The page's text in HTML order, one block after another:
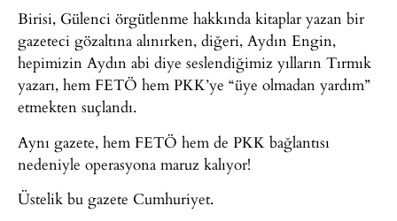
Birisi, Gülenci örgütlenme hakkında kitaplar yazan bir
gazeteci gözaltına alınırken, diğeri, Aydın Engin,
hepimizin Aydın abi diye seslendiğimiz yılların Tırmık
yazarı, hem FETÖ hem PKK’ye “üye olmadan yardım”
etmekten suçlandı.
Aynı gazete, hem FETÖ hem de PKK bağlantısı
nedeniyle operasyona maruz kalıyor!
Üstelik bu gazete Cumhuriyet.